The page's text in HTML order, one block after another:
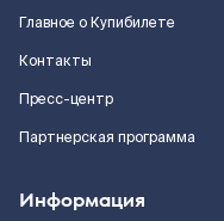
Главное о Купибилете
Контакты
Пресс-центр
Партнерская программа
Информация